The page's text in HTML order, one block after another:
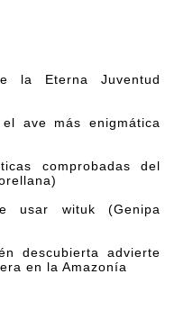
la Eterna Juventud
ave más enigmática
comprobadas del
usar wituk (Genipa
descubierta advierte
en la Amazonía